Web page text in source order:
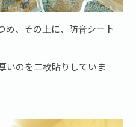
め、その上に、防音シート
いのを二枚貼りしていま